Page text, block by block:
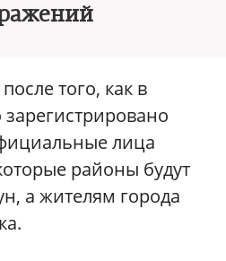
после того, как в
лица
районы будут
а жителям города